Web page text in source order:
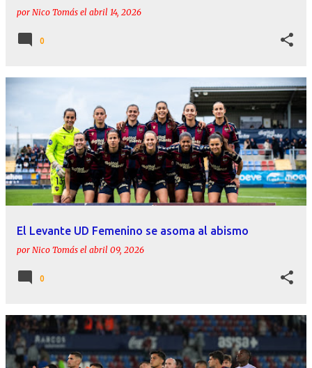
por Nico Tomás el abril 14, 2026
0
El Levante UD Femenino se asoma al abismo
por Nico Tomás el abril 09, 2026
0